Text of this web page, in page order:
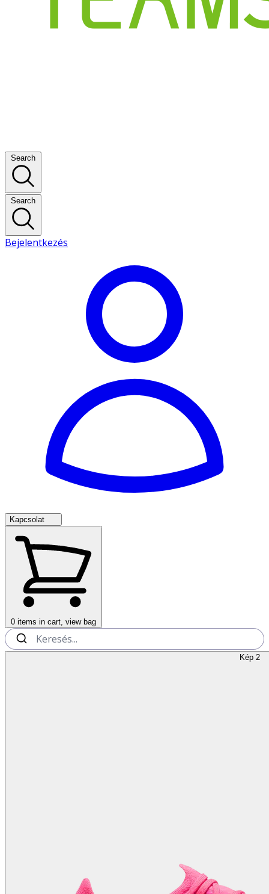
Search
Search
Bejelentkezés
Kapcsolat
0 items in cart, view bag
Kép 2